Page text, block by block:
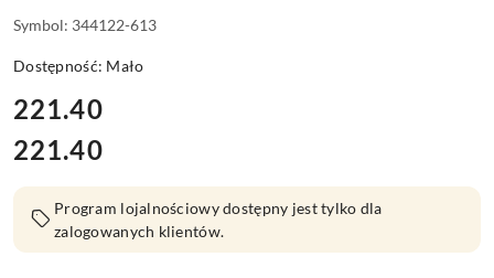
Symbol: 344122-613
Dostępność: Mało
cena:
221.40
Cena:
221.40
Program lojalnościowy dostępny jest tylko dla
zalogowanych klientów.